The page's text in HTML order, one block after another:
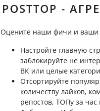
Отправить на
POSTTOP -
Оцените наши фичи и ваши
Настройте главную
заблокируйте не
ВК или целые
Отсортируйте
количеству лайков,
репостов, ТОПу за час